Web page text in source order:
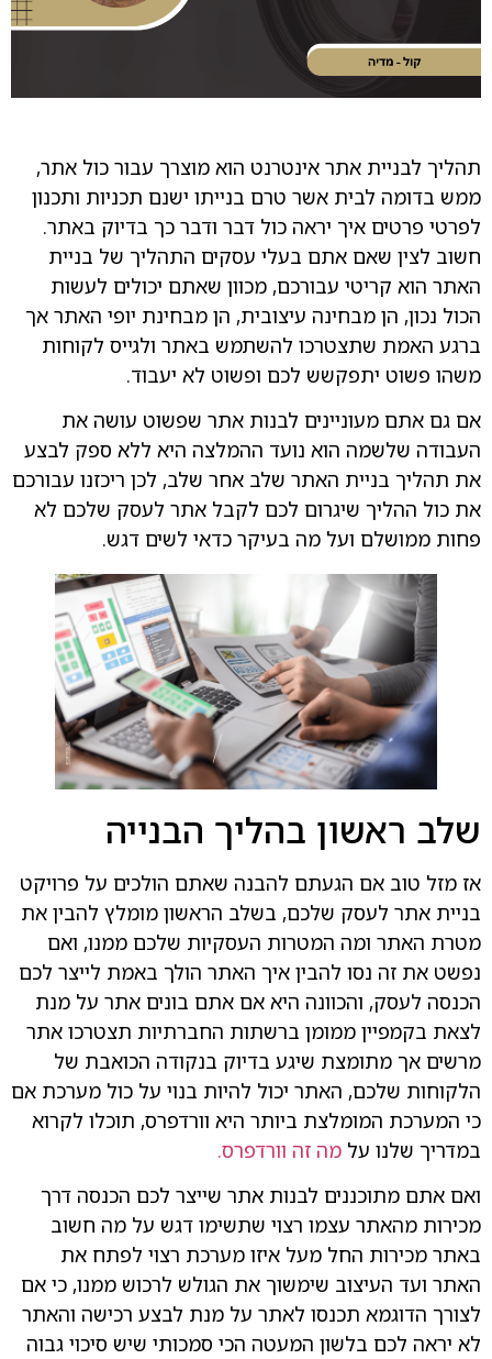
תהליך לבניית אתר אינטרנט הוא מוצרך עבור כול אתר,
ממש בדומה לבית אשר טרם בנייתו ישנם תכניות ותכנון
לפרטי פרטים איך יראה כול דבר ודבר כך בדיוק באתר.
חשוב לצין שאם אתם בעלי עסקים התהליך של בניית
האתר הוא קריטי עבורכם, מכוון שאתם יכולים לעשות
הכול נכון, הן מבחינה עיצובית, הן מבחינת יופי האתר אך
ברגע האמת שתצטרכו להשתמש באתר ולגייס לקוחות
משהו פשוט יתפקשש לכם ופשוט לא יעבוד.
אם גם אתם מעוניינים לבנות אתר שפשוט עושה את
העבודה שלשמה הוא נועד ההמלצה היא ללא ספק לבצע
את תהליך בניית האתר שלב אחר שלב, לכן ריכזנו עבורכם
את כול ההליך שיגרום לכם לקבל אתר לעסק שלכם לא
פחות ממושלם ועל מה בעיקר כדאי לשים דגש.
שלב ראשון בהליך הבנייה
אז מזל טוב אם הגעתם להבנה שאתם הולכים על פרויקט
בניית אתר לעסק שלכם, בשלב הראשון מומלץ להבין את
מטרת האתר ומה המטרות העסקיות שלכם ממנו, ואם
נפשט את זה נסו להבין איך האתר הולך באמת לייצר לכם
הכנסה לעסק, והכוונה היא אם אתם בונים אתר על מנת
לצאת בקמפיין ממומן ברשתות החברתיות תצטרכו אתר
מרשים אך מתומצת שיגע בדיוק בנקודה הכואבת של
הלקוחות שלכם, האתר יכול להיות בנוי על כול מערכת אם
כי המערכת המומלצת ביותר היא וורדפרס, תוכלו לקרוא
במדריך שלנו על מה זה וורדפרס.
ואם אתם מתוכננים לבנות אתר שייצר לכם הכנסה דרך
מכירות מהאתר עצמו רצוי שתשימו דגש על מה חשוב
באתר מכירות החל מעל איזו מערכת רצוי לפתח את
האתר ועד העיצוב שימשוך את הגולש לרכוש ממנו, כי אם
לצורך הדוגמא תכנסו לאתר על מנת לבצע רכישה והאתר
לא יראה לכם בלשון המעטה הכי סמכותי שיש סיכוי גבוה